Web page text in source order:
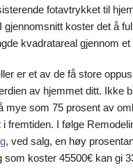
fotavtrykket til
gjennomsnitt koster det å
kvadratareal gjennom
er et av de få store
av hjemmet ditt. Ikke
mye som 75 prosent av
i fremtiden. I følge
, ved salg, en høy
som koster 45500€ kan gi